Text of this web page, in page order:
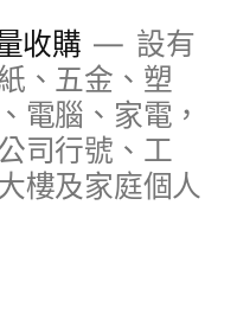
收購
設有
、五金、塑
電腦、家電，
司行號、工
樓及家庭個人